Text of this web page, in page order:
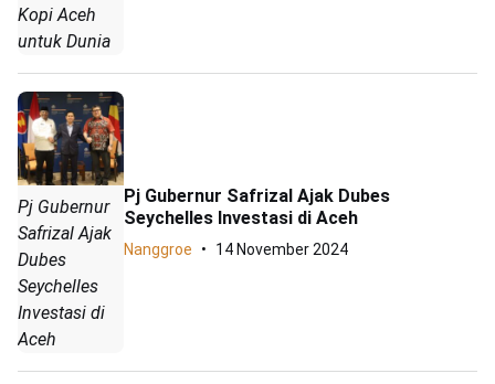
Kopi Aceh
untuk Dunia
Pj Gubernur
Safrizal Ajak
Dubes
Seychelles
Investasi di
Aceh
Pj Gubernur Safrizal Ajak Dubes
Seychelles Investasi di Aceh
Nanggroe 14 November 2024